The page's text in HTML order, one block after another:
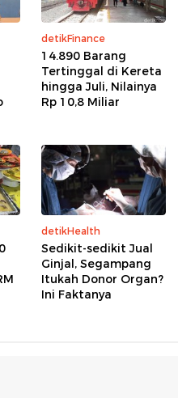
detikFinance
14.890 Barang
Tertinggal di Kereta
hingga Juli, Nilainya
Rp 10,8 Miliar
detikHealth
Sedikit-sedikit Jual
Ginjal, Segampang
Itukah Donor Organ?
Ini Faktanya